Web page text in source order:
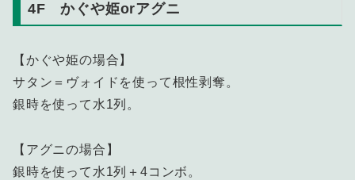
4F かぐや姫orアグニ
【かぐや姫の場合】
サタン＝ヴォイドを使って根性剥奪。
銀時を使って水1列。
【アグニの場合】
銀時を使って水1列＋4コンボ。